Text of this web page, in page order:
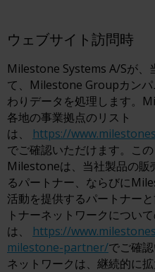
ウェブサイト訪問時
Milestone Systems A/Sが、
て、Milestone Groupカン
わりデータを処理します。
各地の事業拠点のリスト
は、
https://
でご確認いただけます。こ
Milestoneは、当社製品の販
るパートナー、ならびに
活動を提供するパートナー
トナーネットワークについ
は、
https://
milestone-partner/でご確
ネットワークは、継続的に拡